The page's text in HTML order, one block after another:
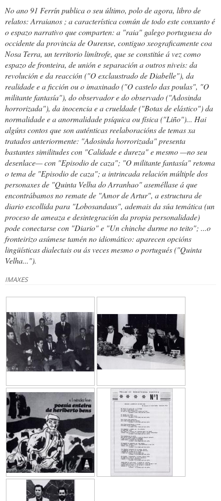
No ano 91 Ferrín publica o seu último, polo de agora, libro de
relatos: Arraianos ; a característica común de todo este conxunto é
o espazo narrativo que comparten: a "raia" galego portuguesa do
occidente da provincia de Ourense, contiguo xeograficamente coa
Nosa Terra, un territorio limítrofe, que se constitúe á vez como
espazo de fronteira, de unión e separación a outros niveis: da
revolución e da reacción ("O exclaustrado de Diabelle"), da
realidade e a ficción ou o imaxinado ("O castelo das poulas", "O
militante fantasía"), do observador e do observado ("Adosinda
horrorizada"), da inocencia e a crueldade ("Botas de elástico") da
normalidade e a anormalidade psíquica ou física ("Liño")... Hai
algúns contos que son auténticas reelaboracións de temas xa
tratados anteriormente: "Adosinda horrorizada" presenta
bastantes similitudes con "Calidade e dureza" e mesmo —no seu
desenlace— con "Episodio de caza"; "O militante fantasía" retoma
o tema de "Episodio de caza"; a intrincada relación múltiple dos
personaxes de "Quinta Velha do Arranhao" aseméllase á que
encontrábamos no remate de "Amor de Artur", a estructura de
diario escollida para "Lobosandaus", ademais da súa temática (un
proceso de ameaza e desintegración da propia personalidade)
pode conectarse con "Diario" e "Un chinche durme no teito"; ...o
fronteirizo asúmese tamén no idiomático: aparecen opcións
lingüísticas dialectais ou ás veces mesmo o portugués ("Quinta
Velha...").
IMAXES